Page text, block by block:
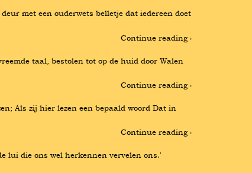
met een ouderwets belletje dat iedereen doet
Continue reading ›
taal, bestolen tot op de huid door Walen
Continue reading ›
Als zij hier lezen een bepaald woord Dat in
Continue reading ›
lui die ons wel herkennen vervelen ons.'